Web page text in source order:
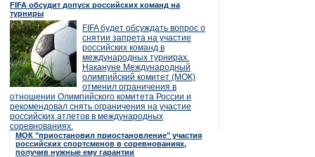
FIFA обсудит допуск российских команд на
турниры
FIFA будет обсуждать вопрос о
снятии запрета на участие
российских команд в
международных турнирах.
Накануне Международный
олимпийский комитет (МОК)
отменил ограничения в
отношении Олимпийского комитета России и
рекомендовал снять ограничения на участие
российских атлетов в международных
соревнованиях.
МОК "приостановил приостановление" участия
российских спортсменов в соревнованиях,
получив нужные ему гарантии